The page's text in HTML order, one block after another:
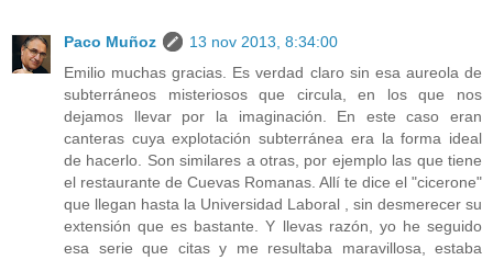
Paco Muñoz
13 nov 2013, 8:34:00
Emilio muchas gracias. Es verdad claro sin esa aureola de
subterráneos misteriosos que circula, en los que nos
dejamos llevar por la imaginación. En este caso eran
canteras cuya explotación subterránea era la forma ideal
de hacerlo. Son similares a otras, por ejemplo las que tiene
el restaurante de Cuevas Romanas. Allí te dice el "cicerone"
que llegan hasta la Universidad Laboral , sin desmerecer su
extensión que es bastante. Y llevas razón, yo he seguido
esa serie que citas y me resultaba maravillosa, estaba